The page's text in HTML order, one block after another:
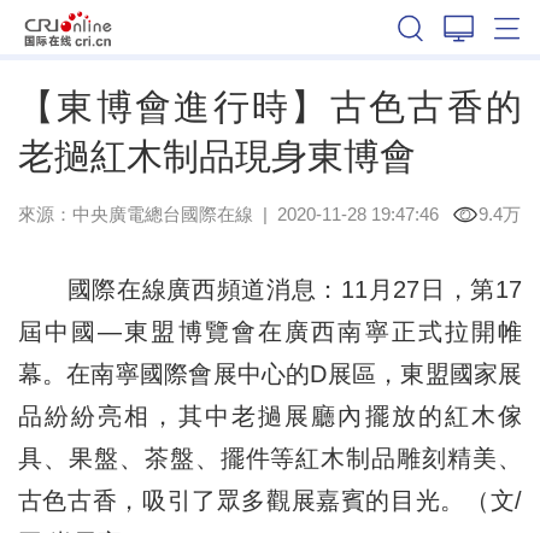
【東博會進行時】古色古香的
老撾紅木制品現身東博會
來源： 中央廣電總台國際在線 | 2020-11-28 19:47:46 9.4万
國際在線廣西頻道消息：11月27日，第17
屆中國—東盟博覽會在廣西南寧正式拉開帷
幕。在南寧國際會展中心的D展區，東盟國家展
品紛紛亮相，其中老撾展廳內擺放的紅木傢
具、果盤、茶盤、擺件等紅木制品雕刻精美、
古色古香，吸引了眾多觀展嘉賓的目光。（文/